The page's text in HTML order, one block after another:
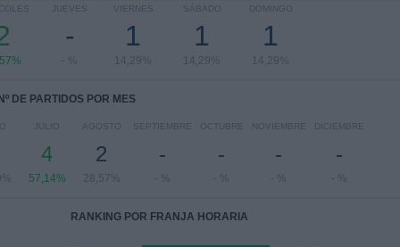
JUEVES
-
- %
VIERNES
1
14,29%
SÁBADO
1
14,29%
DOMINGO
1
14,29%
Nº DE PARTIDOS POR MES
JULIO
4
57,14%
AGOSTO
2
28,57%
SEPTIEMBRE
-
- %
OCTUBRE
-
- %
NOVIEMBRE
-
- %
DICIEMBRE
-
- %
RANKING POR FRANJA HORARIA